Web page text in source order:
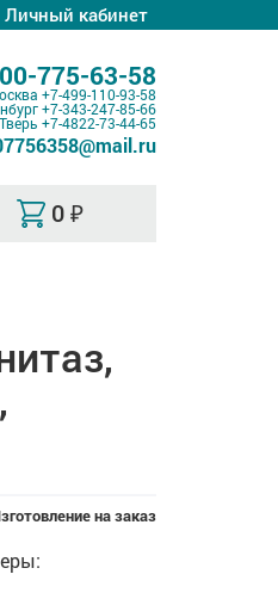
Личный кабинет
775-63-58
+7-499-110-93-58
+7-343-247-85-66
Тверь +7-4822-73-44-65
0 ₽
на заказ